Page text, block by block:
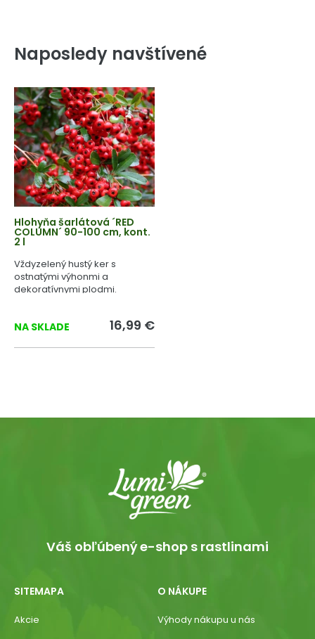
Naposledy navštívené
Hlohyňa šarlátová ´RED
COLUMN´ 90-100 cm, kont.
2 l
Vždyzelený hustý ker s
ostnatými výhonmi a
dekoratívnymi plodmi.
NA SKLADE 16,99 €
Váš obľúbený e-shop s rastlinami
SITEMAPA
Akcie
O NÁKUPE
Výhody nákupu u nás